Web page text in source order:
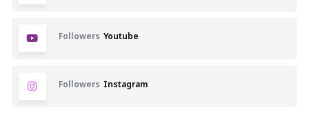
Followers Youtube
Followers Instagram